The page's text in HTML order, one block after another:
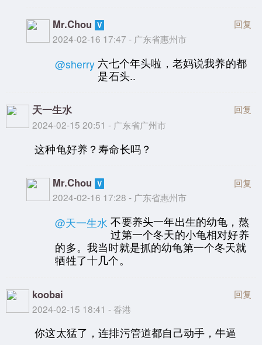
Mr.Chou
2024-02-16 17:47 - 广东省惠州市
回复
@sherry 六七个年头啦，老妈说我养的都
是石头..
天一生水
2024-02-15 20:51 - 广东省广州市
回复
这种龟好养？寿命长吗？
Mr.Chou
2024-02-16 17:28 - 广东省惠州市
回复
@天一生水 不要养头一年出生的幼龟，熬
过第一个冬天的小龟相对好养
的多。我当时就是抓的幼龟第一个冬天就
牺牲了十几个。
koobai
2024-02-15 18:41 - 香港
回复
你这太猛了，连排污管道都自己动手，牛逼